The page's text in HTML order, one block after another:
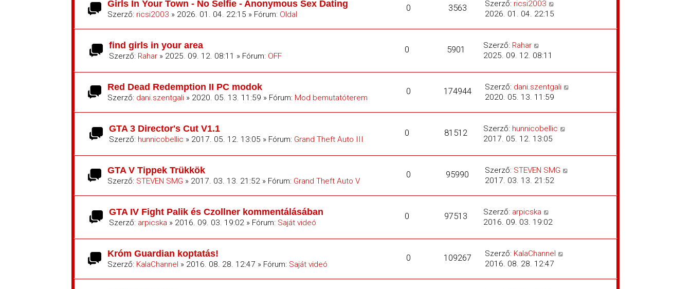
Girls In Your Town - No Selfie - Anonymous Sex Dating
Szerző: ricsi2003 » 2026. 01. 04. 22:15 » Fórum: Oldal
0 3563 Szerző: ricsi2003
2026. 01. 04. 22:15
find girls in your area
Szerző: Rahar » 2025. 09. 12. 08:11 » Fórum: OFF
0 5901 Szerző: Rahar
2025. 09. 12. 08:11
Red Dead Redemption II PC modok
Szerző: dani.szentgali » 2020. 05. 13. 11:59 » Fórum: Mod bemutatóterem
0 174944 Szerző: dani.szentgali
2020. 05. 13. 11:59
GTA 3 Director's Cut V1.1
Szerző: hunnicobellic » 2017. 05. 12. 13:05 » Fórum: Grand Theft Auto III
0 81512 Szerző: hunnicobellic
2017. 05. 12. 13:05
GTA V Tippek Trükkök
Szerző: STEVEN SMG » 2017. 03. 13. 21:52 » Fórum: Grand Theft Auto V
0 95990 Szerző: STEVEN SMG
2017. 03. 13. 21:52
GTA IV Fight Palik és Czollner kommentálásában
Szerző: arpicska » 2016. 09. 03. 19:02 » Fórum: Saját videó
0 97513 Szerző: arpicska
2016. 09. 03. 19:02
Króm Guardian koptatás!
Szerző: KalaChannel » 2016. 08. 28. 12:47 » Fórum: Saját videó
0 109267 Szerző: KalaChannel
2016. 08. 28. 12:47